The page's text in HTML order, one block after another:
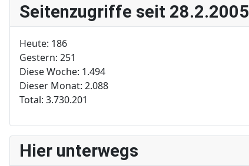
Seitenzugriffe seit 28.2.2005
Heute: 186
Gestern: 251
Diese Woche: 1.494
Dieser Monat: 2.088
Total: 3.730.201
Hier unterwegs